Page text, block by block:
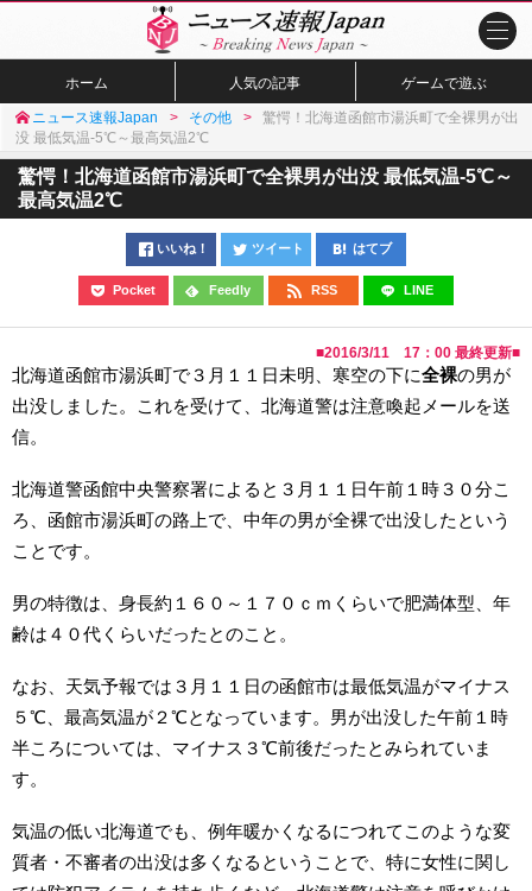
ホーム 人気の記事 ゲームで遊ぶ
ニュース速報Japan その他
驚愕！北海道函館市湯浜町で全裸男が出
没 最低気温-5℃～最高気温2℃
驚愕！北海道函館市湯浜町で全裸男が出没 最低気温-5℃～
最高気温2℃
いいね！ ツイート はてブ
Pocket Feedly RSS LINE
■2016/3/11 17：00 最終更新■
北海道函館市湯浜町で３月１１日未明、寒空の下に全裸の男が
出没しました。これを受けて、北海道警は注意喚起メールを送
信。
北海道警函館中央警察署によると３月１１日午前１時３０分こ
ろ、函館市湯浜町の路上で、中年の男が全裸で出没したという
ことです。
男の特徴は、身長約１６０～１７０ｃｍくらいで肥満体型、年
齢は４０代くらいだったとのこと。
なお、天気予報では３月１１日の函館市は最低気温がマイナス
５℃、最高気温が２℃となっています。男が出没した午前１時
半ころについては、マイナス３℃前後だったとみられていま
す。
気温の低い北海道でも、例年暖かくなるにつれてこのような変
質者・不審者の出没は多くなるということで、特に女性に関し